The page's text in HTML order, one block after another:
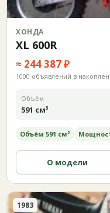
ХОНДА
XL 600R
≈ 244 387 ₽
1000 объявлений в
Объём
591 см³
Объём 591 см³
О модели
1983